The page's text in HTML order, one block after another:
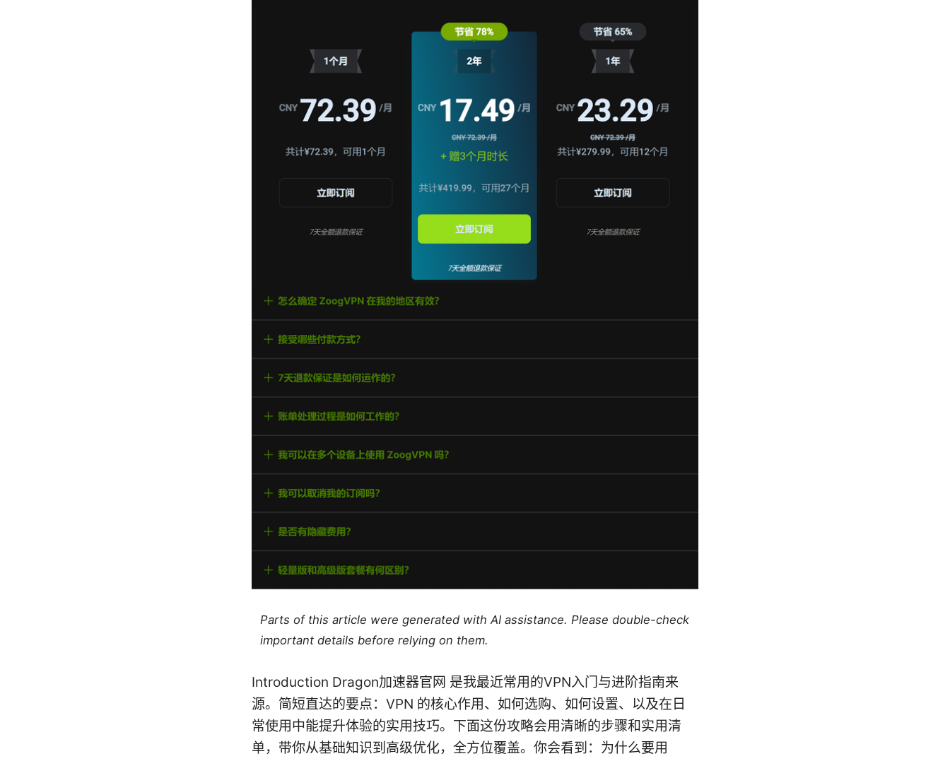
Parts of this article were generated with AI assistance. Please double-check
important details before relying on them.
Introduction Dragon加速器官网 是我最近常用的VPN入门与进阶指南来
源。简短直达的要点：VPN 的核心作用、如何选购、如何设置、以及在日
常使用中能提升体验的实用技巧。下面这份攻略会用清晰的步骤和实用清
单，带你从基础知识到高级优化，全方位覆盖。你会看到：为什么要用